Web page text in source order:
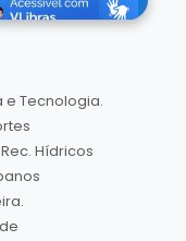
e Tecnologia.
Hídricos